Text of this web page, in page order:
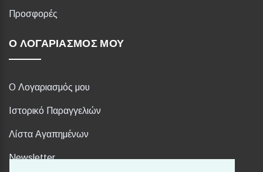
Προσφορές
Ο ΛΟΓΑΡΙΑΣΜΌΣ ΜΟΥ
Ο Λογαριασμός μου
Ιστορικό Παραγγελιών
Λίστα Αγαπημένων
Newsletter